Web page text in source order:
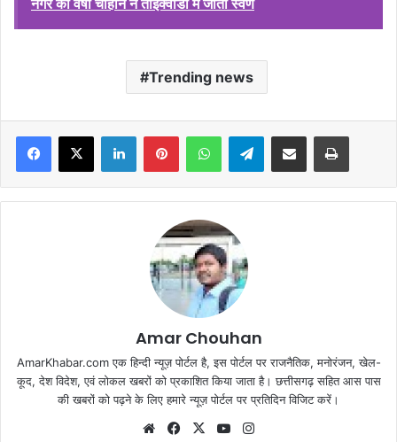
Trending news
Facebook
X LinkedInPinterestWhatsAppTelegramShare via Email Print
Amar Chouhan
AmarKhabar.com एक हिन्दी न्यूज़ पोर्टल है, इस पोर्टल पर राजनैतिक, मनोरंजन, खेल-
कूद, देश विदेश, एवं लोकल खबरों को प्रकाशित किया जाता है। छत्तीसगढ़ सहित आस पास
की खबरों को पढ़ने के लिए हमारे न्यूज़ पोर्टल पर प्रतिदिन विजिट करें।
WebsiteFacebook
X YouTube